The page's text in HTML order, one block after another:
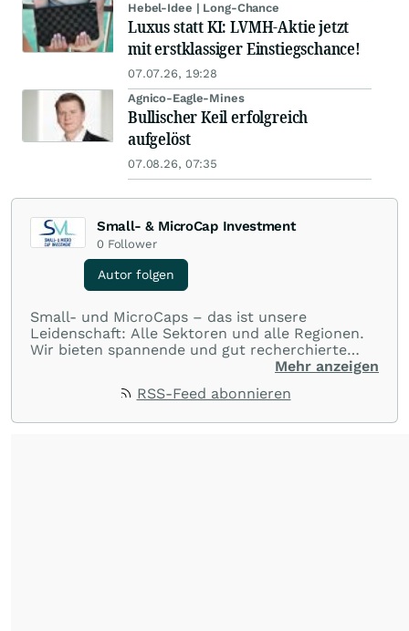
Hebel-Idee | Long-Chance
Luxus statt KI: LVMH-Aktie jetzt
mit erstklassiger Einstiegschance!
07.07.26, 19:28
Agnico-Eagle-Mines
Bullischer Keil erfolgreich
aufgelöst
07.08.26, 07:35
Small- & MicroCap Investment
0 Follower
Autor folgen
Small- und MicroCaps – das ist unsere
Leidenschaft: Alle Sektoren und alle Regionen.
Wir bieten spannende und gut recherchierte
Einblicke in branchen- und marktbezogene
umfangreiche Erfahrungen in der Branche und
Mehr anzeigen
RSS-Feed abonnieren